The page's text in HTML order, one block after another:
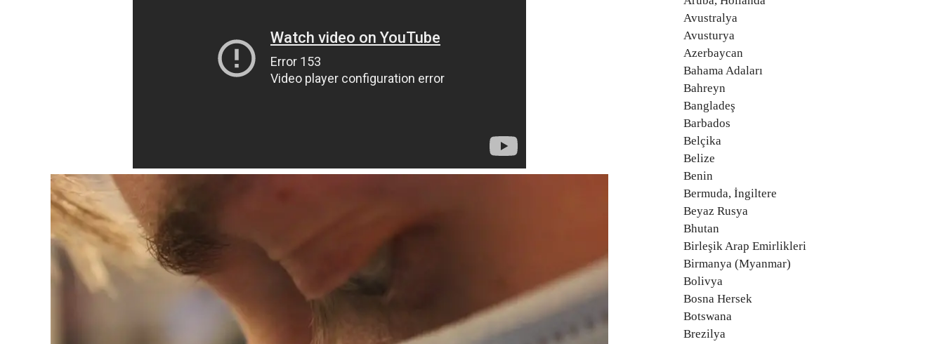
Avustralya
Avusturya
Azerbaycan
Bahama Adaları
Bahreyn
Bangladeş
Barbados
Belçika
Belize
Benin
Bermuda, İngiltere
Beyaz Rusya
Bhutan
Birleşik Arap Emirlikleri
Birmanya (Myanmar)
Bolivya
Bosna Hersek
Botswana
Brezilya